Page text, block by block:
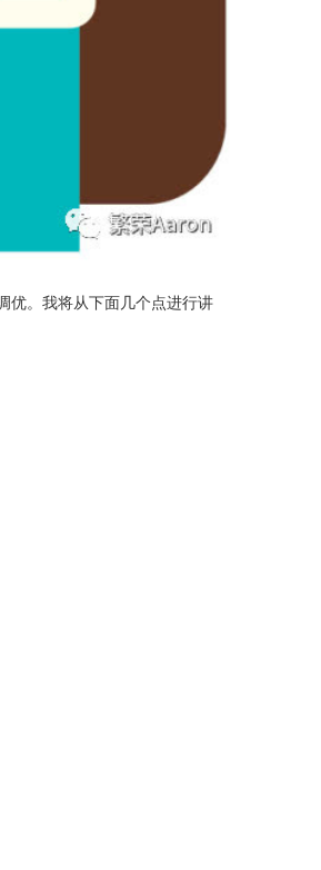
优。我将从下面几个点进行讲